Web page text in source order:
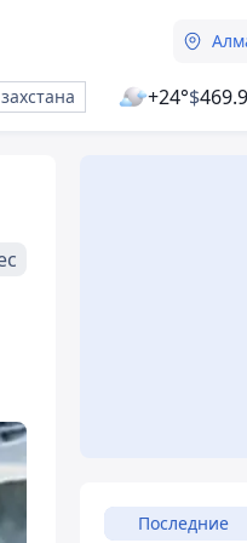
+24°$
Последние